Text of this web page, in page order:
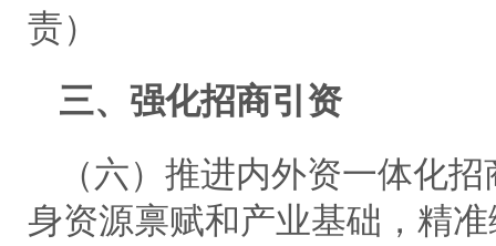
责）
三、强化招商引资
（六）推进内外资一体化
身资源禀赋和产业基础，精